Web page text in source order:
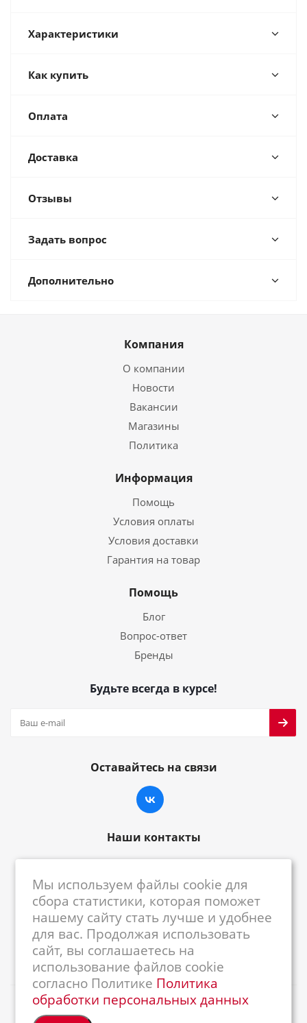
Характеристики
Как купить
Оплата
Доставка
Отзывы
Задать вопрос
Дополнительно
Компания
О компании
Новости
Вакансии
Магазины
Политика
Информация
Помощь
Условия оплаты
Условия доставки
Гарантия на товар
Помощь
Блог
Вопрос-ответ
Бренды
Будьте всегда в курсе!
Оставайтесь на связи
Наши контакты
centrkkm@centrkkm.ru
185005, г. Петрозаводск, ул. Промышленная,
1/26
2026 © Республиканский Центр ККМ
Мы используем файлы cookie для
сбора статистики, которая поможет
нашему сайту стать лучше и удобнее
для вас. Продолжая использовать
сайт, вы соглашаетесь на
использование файлов cookie
согласно Политике Политика
обработки персональных данных